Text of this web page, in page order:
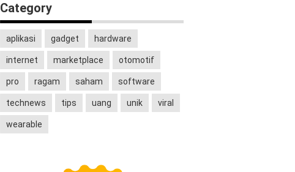
Category
aplikasi gadget hardware
internet marketplace otomotif
pro ragam saham software
technews tips uang unik viral
wearable